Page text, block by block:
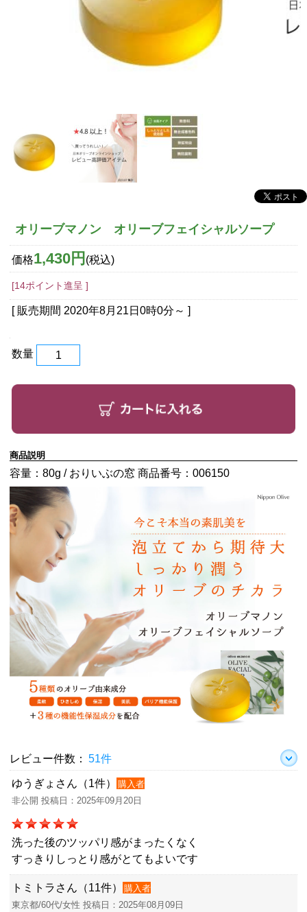
オリーブマノン オリーブフェイシャルソープ
価格1,430円 (税込)
[14ポイント進呈 ]
[ 販売期間 2020年8月21日0時0分 ～ ]
数量
商品説明
容量：80g / おりいぶの窓 商品番号：006150
レビュー件数： 51件
ゆうぎょさん（1件）
購入者
非公開 投稿日：2025年09月20日
洗った後のツッパリ感がまったくなく
すっきりしっとり感がとてもよいです
トミトラさん（11件）
購入者
東京都/60代/女性 投稿日：2025年08月09日